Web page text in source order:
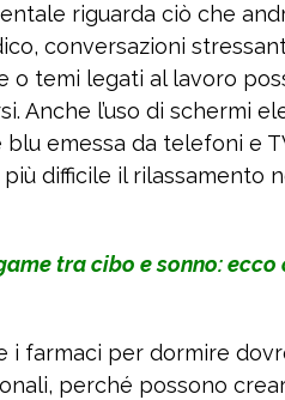
riguarda ciò che
conversazioni
o temi legati al lavoro
Anche l’uso di schermi
emessa da telefoni e
difficile il rilassamento
tra cibo e sonno: ecco
i farmaci per dormire
perché possono